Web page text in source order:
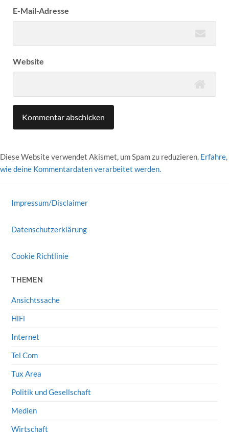
E-Mail-Adresse
Website
Diese Website verwendet Akismet, um Spam zu reduzieren. Erfahre,
wie deine Kommentardaten verarbeitet werden.
Impressum/Disclaimer
Datenschutzerklärung
Cookie Richtlinie
THEMEN
Ansichtssache
HiFi
Internet
Tel Com
Tux Area
Politik und Gesellschaft
Medien
Wirtschaft